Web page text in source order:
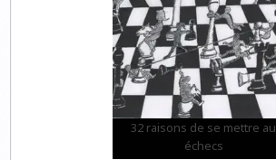
32 raisons de se mettre au
échecs